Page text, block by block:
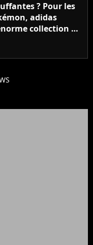
? Pour les
adidas
collection de
sais pas quoi en